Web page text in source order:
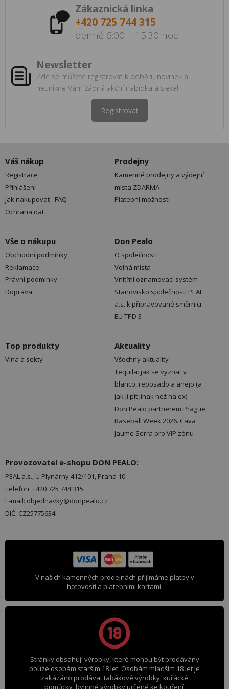
Zákaznická linka
+420 725 744 315
denně 6:00 – 15:30 hod
Newsletter
Zde se můžete registrovat k odběru novinek a
neunikne Vám žádná akční nabídka a sleva!
Registrovat
Váš nákup
Registrace
Přihlášení
Jak nakupovat - FAQ
Ochrana dat
Prodejny
Kamenné prodejny a výdejní
místa ZDARMA
Platební možnosti
Vše o nákupu
Obchodní podmínky
Reklamace
Právní podmínky
Doprava
Don Pealo
O společnosti
Volná místa
Vnitřní oznamovací systém
Stanovisko společnosti PEAL
a.s. k připravované směrnici
EU TPD 3
Top produkty
Vína a sekty
Aktuality
Všechny aktuality
Tequila: jak se vyznat v
blanco, reposado a añejo (a
jak ji pít jinak než na ex)
Don Pealo partnerem Prague
Baseball Week 2026. Cava
Jaume Serra pro VIP zónu
Provozovatel e-shopu DON PEALO:
PEAL a.s., U Plynárny 412/101, Praha 10
Telefon: +420 725 744 315
E-mail: objednavky@donpealo.cz
DIČ: CZ25775634
V našich kamenných prodejnách přijímáme platby v
hotovosti a platebními kartami.
Stránky obsahují výrobky, které mohou být prodávány
pouze osobám starším 18 let. Osobám mladším 18 let je
zakázáno prodávat tabákové výrobky, kuřácké
pomůcky, bylinné výrobky určené ke kouření,